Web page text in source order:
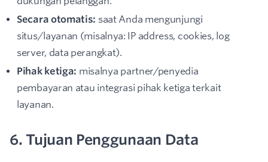
Secara otomatis: saat Anda mengunjungi
situs/layanan (misalnya: IP address, cookies, log
server, data perangkat).
Pihak ketiga: misalnya partner/penyedia
pembayaran atau integrasi pihak ketiga terkait
layanan.
6. Tujuan Penggunaan Data